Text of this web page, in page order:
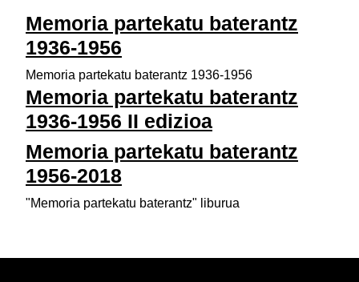
Memoria partekatu baterantz
1936-1956
Memoria partekatu baterantz 1936-1956
Memoria partekatu baterantz
1936-1956 II edizioa
Memoria partekatu baterantz
1956-2018
"Memoria partekatu baterantz" liburua